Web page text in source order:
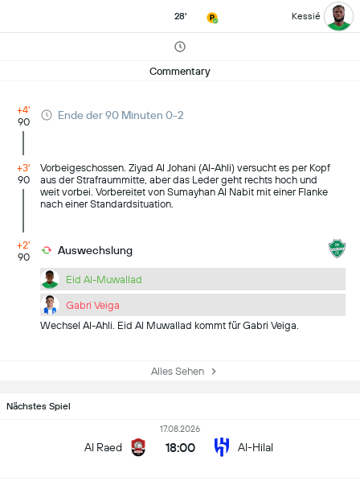
28' Kessié
Commentary
+4'
90
Ende der 90 Minuten 0-2
+3'
90
Vorbeigeschossen. Ziyad Al Johani (Al-Ahli) versucht es per Kopf
aus der Strafraummitte, aber das Leder geht rechts hoch und
weit vorbei. Vorbereitet von Sumayhan Al Nabit mit einer Flanke
nach einer Standardsituation.
+2'
90
Auswechslung
Eid Al-Muwallad
Gabri Veiga
Wechsel Al-Ahli. Eid Al Muwallad kommt für Gabri Veiga.
Alles Sehen
Nächstes Spiel
Al Raed
17.08.2026
18:00 Al-Hilal